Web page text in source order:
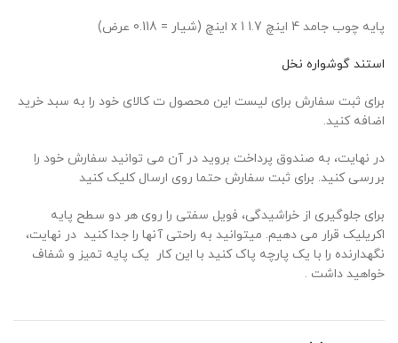
پایه چوب جامد 4 اینچ 1.7 x 1 اینچ (شیار = 0.118 عرض)
استند گوشواره نخل
برای ثبت سفارش برای لیست این محصول ت کالای خود را به سبد خرید
اضافه کنید.
در نهایت، به صندوق پرداخت بروید در آن می توانید سفارش خود را
بررسی کنید. برای ثبت سفارش حتما روی ارسال کلیک کنید
برای جلوگیری از خراشیدگی، فویل سفتی را روی هر دو سطح پایه
اکریلیک قرار می دهیم. میتوانید به راحتی آنها را جدا کنید در نهایت،
نگهدارنده را با یک پارچه پاک کنید با این کار یک پایه تمیز و شفاف
خواهید داشت .